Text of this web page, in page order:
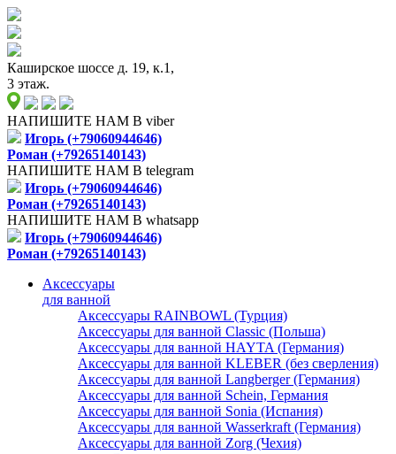
Каширское шоссе д. 19, к.1,
3 этаж.
НАПИШИТЕ НАМ В viber
Игорь (+79060944646)
Роман (+79265140143)
НАПИШИТЕ НАМ В telegram
Игорь (+79060944646)
Роман (+79265140143)
НАПИШИТЕ НАМ В whatsapp
Игорь (+79060944646)
Роман (+79265140143)
Аксессуары
для ванной
Аксессуары RAINBOWL (Турция)
Аксессуары для ванной Classic (Польша)
Аксессуары для ванной HAYTA (Германия)
Аксессуары для ванной KLEBER (без сверления)
Аксессуары для ванной Langberger (Германия)
Аксессуары для ванной Schein, Германия
Аксессуары для ванной Sonia (Испания)
Аксессуары для ванной Wasserkraft (Германия)
Аксессуары для ванной Zorg (Чехия)